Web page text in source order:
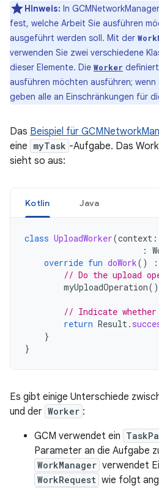
Hinweis: In
fest, welche Arbeit Sie ausführen
ausgeführt werden soll. Mit der
verwenden Sie zwei verschiedene
dieser Elemente. Die Worker
ausführen möchten ausführen; wenn
geben alle an Einschränkungen für
Das Beispiel für
eine myTask -Aufgabe. Das
sieht so aus:
Kotlin Java
class UploadWorker(context :
:
override fun doWork() :
// Do the upload
myUploadOperation()
// Indicate
return Result.
}
}
Es gibt einige Unterschiede
und der Worker :
GCM verwendet ein
Parameter an die Aufgabe
WorkManager verwendet
WorkRequest wie folgt